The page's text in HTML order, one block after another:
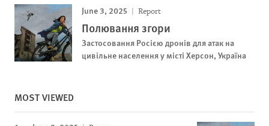
June 3, 2025 Report
Полювання згори
Застосовання Росією дронів для атак на
цивільне населення у місті Херсон, Україна
MOST VIEWED